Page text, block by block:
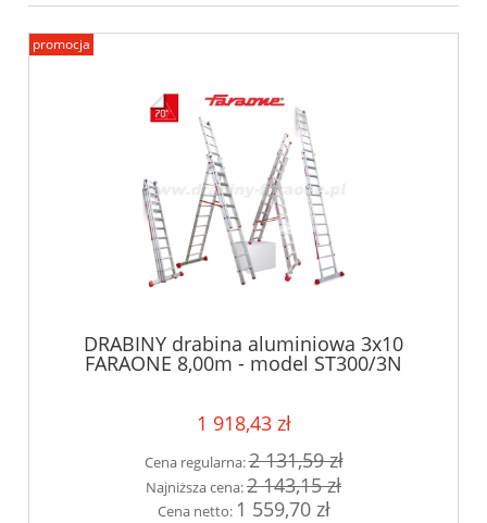
DRABINY drabina aluminiowa 3x10
FARAONE 8,00m - model ST300/3N
1 918,43 zł
Cena regularna:2 131,59 zł
Najniższa cena:2 143,15 zł
Cena netto: 1 559,70 zł
promocja